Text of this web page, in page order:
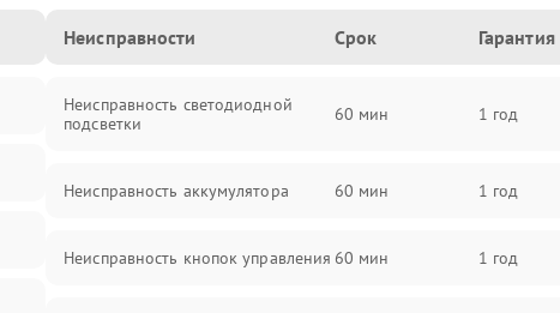
Неисправности Срок Гарантия
Неисправность светодиодной
подсветки
60 мин 1 год
Неисправность аккумулятора 60 мин 1 год
Неисправность кнопок управления 60 мин 1 год